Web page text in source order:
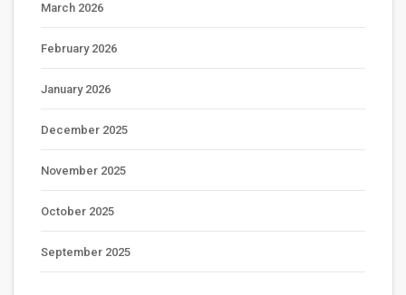
March 2026
February 2026
January 2026
December 2025
November 2025
October 2025
September 2025